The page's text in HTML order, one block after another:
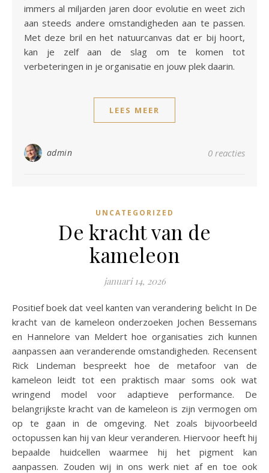
immers al miljarden jaren door evolutie en weet zich
aan steeds andere omstandigheden aan te passen.
Met deze bril en het natuurcanvas dat er bij hoort,
kan je zelf aan de slag om te komen tot
verbeteringen in je organisatie en jouw plek daarin.
LEES MEER
admin 0 reacties
UNCATEGORIZED
De kracht van de
kameleon
januari 14, 2026
Positief boek dat veel kanten van verandering belicht In De
kracht van de kameleon onderzoeken Jochen Bessemans
en Hannelore van Meldert hoe organisaties zich kunnen
aanpassen aan veranderende omstandigheden. Recensent
Rick Lindeman bespreekt hoe de metafoor van de
kameleon leidt tot een praktisch maar soms ook wat
wringend model voor adaptieve performance. De
belangrijkste kracht van de kameleon is zijn vermogen om
op te gaan in de omgeving. Net zoals bijvoorbeeld
octopussen kan hij van kleur veranderen. Hiervoor heeft hij
bepaalde huidcellen waarmee hij het pigment kan
aanpassen. Zouden wij in ons werk niet af en toe ook